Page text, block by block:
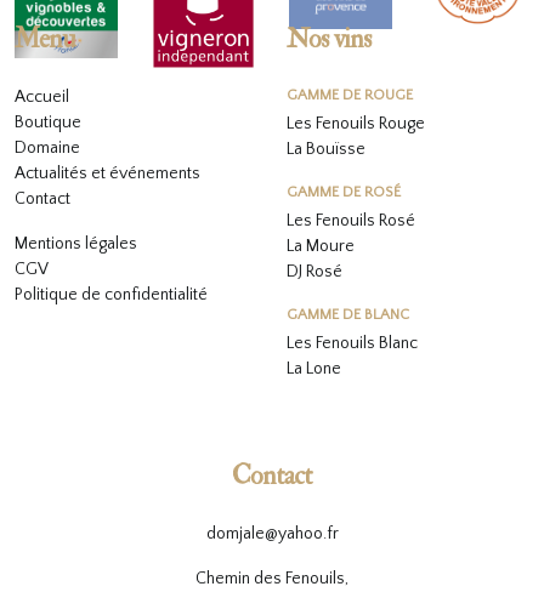
Menu
Accueil
Boutique
Domaine
Actualités et événements
Contact
Mentions légales
CGV
Politique de confidentialité
Nos vins
GAMME DE ROUGE
Les Fenouils Rouge
La Bouïsse
GAMME DE ROSÉ
Les Fenouils Rosé
La Moure
DJ Rosé
GAMME DE BLANC
Les Fenouils Blanc
La Lone
Contact
domjale@yahoo.fr
Chemin des Fenouils,